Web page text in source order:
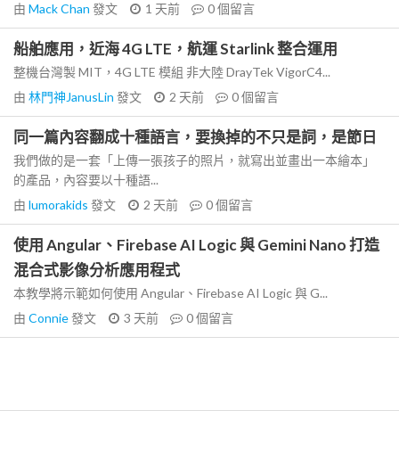
由 Mack Chan 發文 1 天前 0個留言
船舶應用，近海 4G LTE，航運 Starlink 整合運用
整機台灣製 MIT，4G LTE 模組 非大陸 DrayTek VigorC4...
由 林門神JanusLin 發文 2 天前 0個留言
同一篇內容翻成十種語言，要換掉的不只是詞，是節日
我們做的是一套「上傳一張孩子的照片，就寫出並畫出一本繪本」
的產品，內容要以十種語...
由 lumorakids 發文 2 天前 0個留言
使用 Angular、Firebase AI Logic 與 Gemini Nano 打造
混合式影像分析應用程式
本教學將示範如何使用 Angular、Firebase AI Logic 與 G...
由 Connie發文 3 天前 0個留言